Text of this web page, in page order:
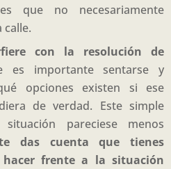
que no necesariamente
calle.
con la resolución de
es importante sentarse y
opciones existen si ese
de verdad. Este simple
pareciese menos
das cuenta que tienes
hacer frente a la situación